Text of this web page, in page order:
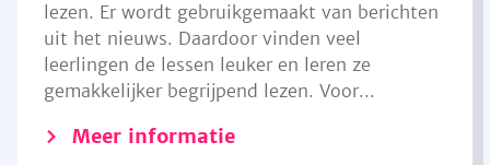
lezen. Er wordt gebruikgemaakt van berichten
uit het nieuws. Daardoor vinden veel
leerlingen de lessen leuker en leren ze
gemakkelijker begrijpend lezen. Voor...
Meer informatie